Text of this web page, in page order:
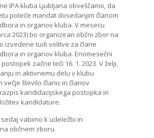
IPA kluba Ljubljana obveščamo, da
poteče mandat dosedanjim članom
in organov kluba. V mesecu
2023) bo organiziran občni zbor na
izvedene tudi volitve za člane
in organov kluba. Enomesečni
začne teči 16. 1. 2023. V želji,
in aktivnemu delu v klubu
večje število članic in članov
razpis kandidacijskega postopka in
kandidature.
vabimo k udeležbi in
občnem zboru.